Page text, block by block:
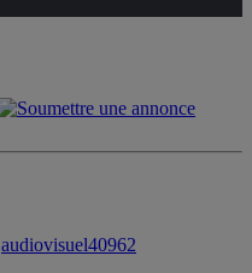
audiovisuel40962